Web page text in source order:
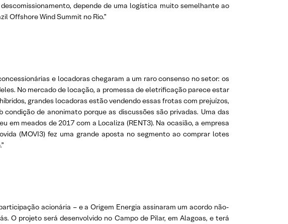
depende de uma logística muito semelhante ao
Offshore Wind Summit no Rio.”
e locadoras chegaram a um raro consenso no setor: os
No mercado de locação, a promessa de eletrificação parece estar
grandes locadoras estão vendendo essas frotas com prejuízos,
de anonimato porque as discussões são privadas. Uma das
meados de 2017 com a Localiza (RENT3). Na ocasião, a empresa
(MOVI3) fez uma grande aposta no segmento ao comprar lotes
acionária – e a Origem Energia assinaram um acordo não-
O projeto será desenvolvido no Campo de Pilar, em Alagoas, e terá